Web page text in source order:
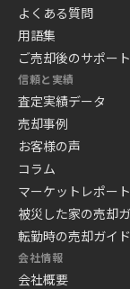
よくある質問
用語集
ご売却後のサポート
信頼と実績
査定実績データ
売却事例
お客様の声
コラム
マーケットレポート
被災した家の売却
転勤時の売却ガイド
会社情報
会社概要